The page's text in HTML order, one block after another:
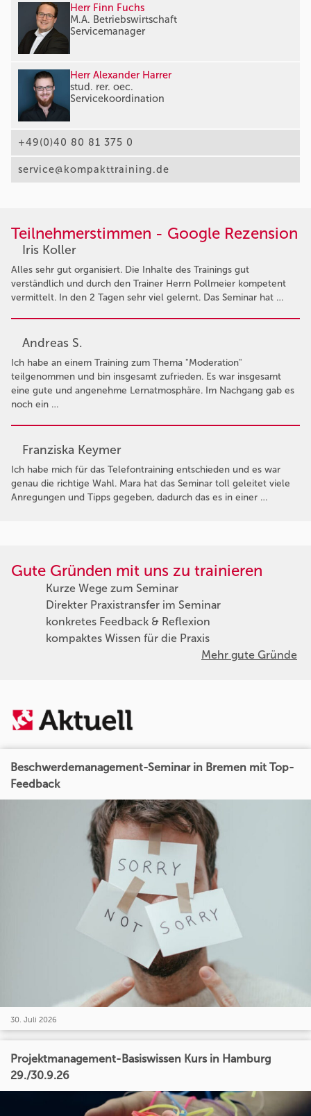
Herr Finn Fuchs
M.A. Betriebswirtschaft
Servicemanager
Herr Alexander Harrer
stud. rer. oec.
Servicekoordination
+49(0)40 80 81 375 0
service@kompakttraining.de
Teilnehmerstimmen - Google Rezension
Iris Koller
Alles sehr gut organisiert. Die Inhalte des Trainings gut
verständlich und durch den Trainer Herrn Pollmeier kompetent
vermittelt. In den 2 Tagen sehr viel gelernt. Das Seminar hat …
Andreas S.
Ich habe an einem Training zum Thema "Moderation"
teilgenommen und bin insgesamt zufrieden. Es war insgesamt
eine gute und angenehme Lernatmosphäre. Im Nachgang gab es
noch ein …
Franziska Keymer
Ich habe mich für das Telefontraining entschieden und es war
genau die richtige Wahl. Mara hat das Seminar toll geleitet viele
Anregungen und Tipps gegeben, dadurch das es in einer …
Gute Gründen mit uns zu trainieren
Kurze Wege zum Seminar
Direkter Praxistransfer im Seminar
konkretes Feedback & Reflexion
kompaktes Wissen für die Praxis
Mehr gute Gründe
Beschwerdemanagement-Seminar in Bremen mit Top-
Feedback
30. Juli 2026
Projektmanagement-Basiswissen Kurs in Hamburg
29./30.9.26